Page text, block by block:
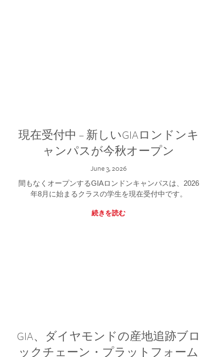
現在受付中 – 新しいGIAロンドンキ
ャンパスが今秋オープン
June 3, 2026
間もなくオープンするGIAロンドンキャンパスは、2026
年8月に始まるクラスの学生を現在受付中です。
続きを読む
GIA、ダイヤモンドの産地追跡ブロ
ックチェーン・プラットフォーム